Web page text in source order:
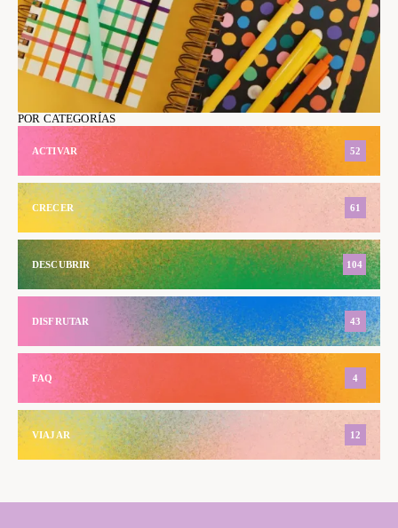
POR CATEGORÍAS
ACTIVAR 52
CRECER 61
DESCUBRIR 104
DISFRUTAR 43
FAQ 4
VIAJAR 12